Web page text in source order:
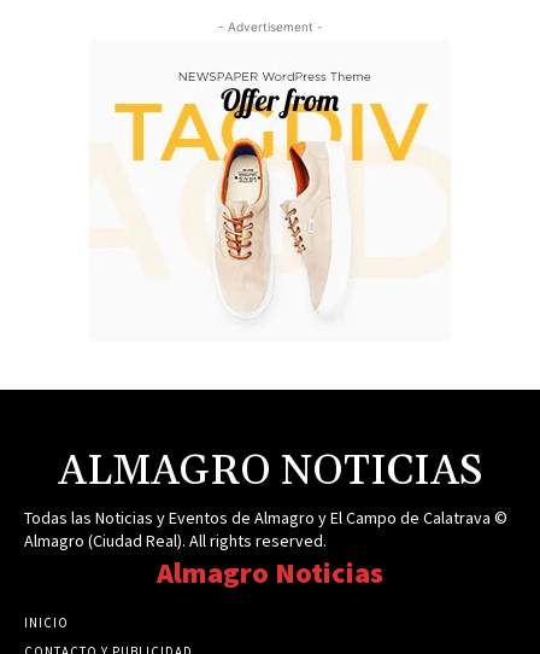
- Advertisement -
ALMAGRO NOTICIAS
Todas las Noticias y Eventos de Almagro y El Campo de Calatrava ©
Almagro (Ciudad Real). All rights reserved.
Almagro Noticias
INICIO